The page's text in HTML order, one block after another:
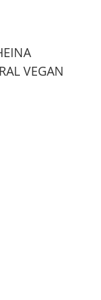
VEGAN